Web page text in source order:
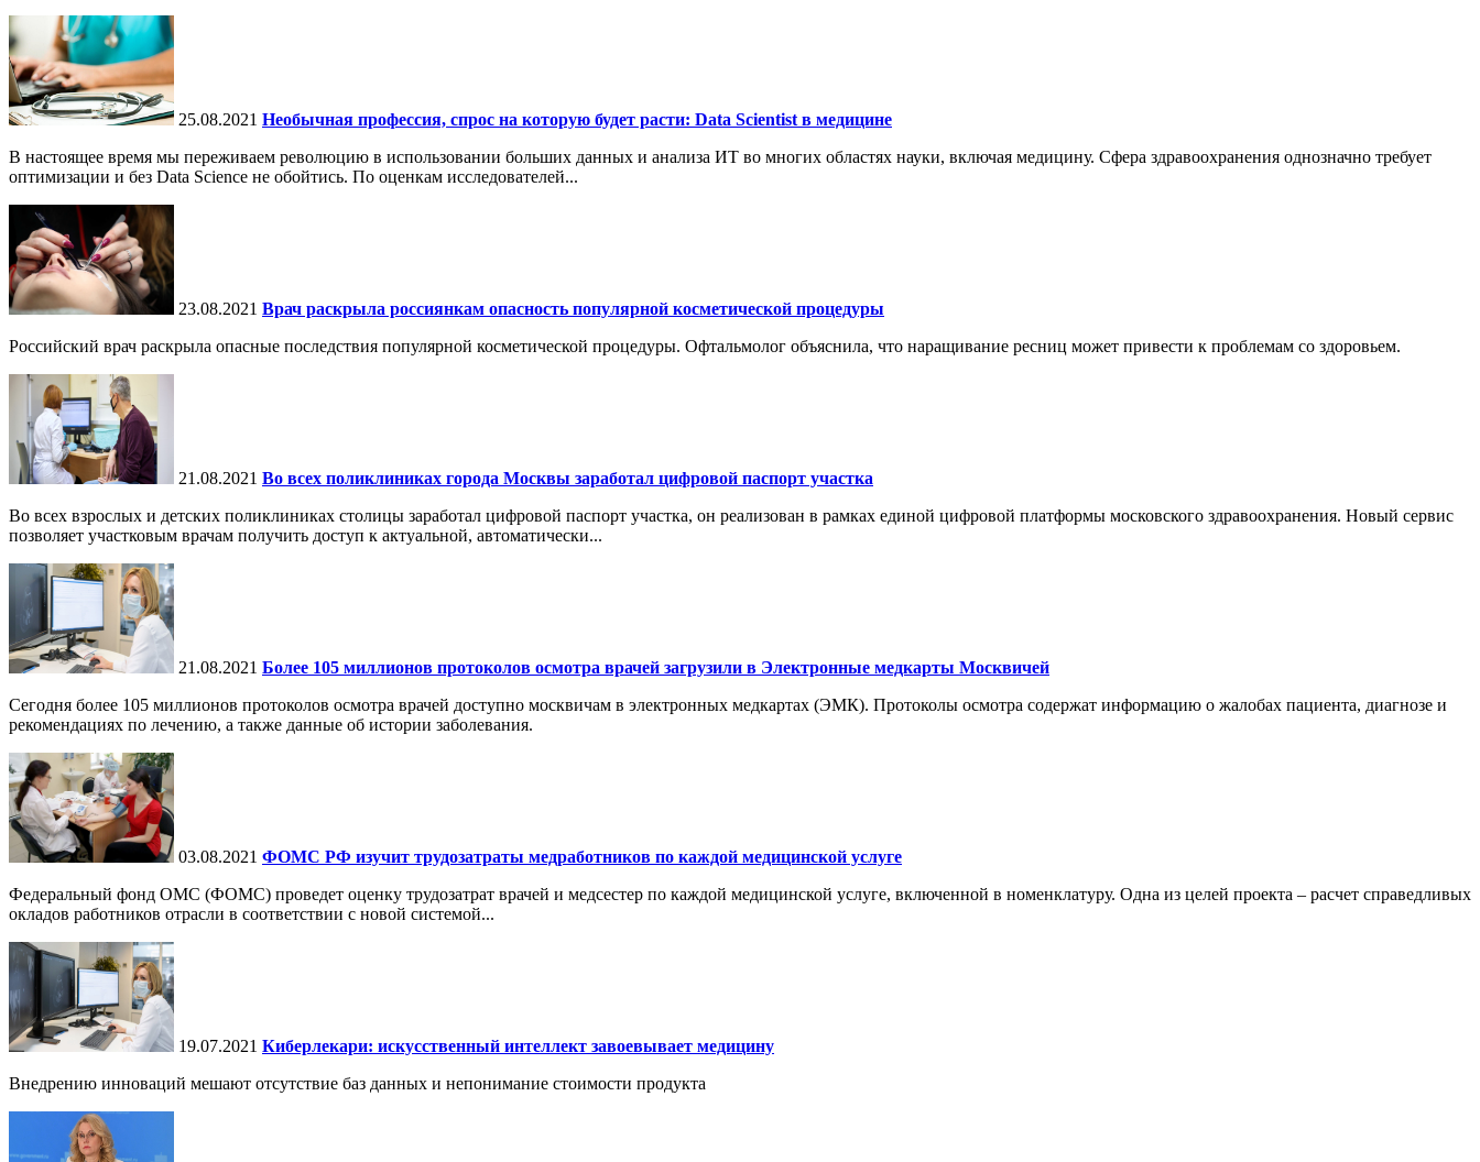
25.08.2021 Необычная профессия, спрос на которую будет расти: Data Scientist в медицине
В настоящее время мы переживаем революцию в использовании больших данных и анализа ИТ во многих областях науки, включая медицину. Сфера здравоохранения однозначно требует
оптимизации и без Data Science не обойтись. По оценкам исследователей...
23.08.2021 Врач раскрыла россиянкам опасность популярной косметической процедуры
Российский врач раскрыла опасные последствия популярной косметической процедуры. Офтальмолог объяснила, что наращивание ресниц может привести к проблемам со здоровьем.
21.08.2021 Во всех поликлиниках города Москвы заработал цифровой паспорт участка
Во всех взрослых и детских поликлиниках столицы заработал цифровой паспорт участка, он реализован в рамках единой цифровой платформы московского здравоохранения. Новый сервис
позволяет участковым врачам получить доступ к актуальной, автоматически...
21.08.2021 Более 105 миллионов протоколов осмотра врачей загрузили в Электронные медкарты Москвичей
Сегодня более 105 миллионов протоколов осмотра врачей доступно москвичам в электронных медкартах (ЭМК). Протоколы осмотра содержат информацию о жалобах пациента, диагнозе и
рекомендациях по лечению, а также данные об истории заболевания.
03.08.2021 ФОМС РФ изучит трудозатраты медработников по каждой медицинской услуге
Федеральный фонд ОМС (ФОМС) проведет оценку трудозатрат врачей и медсестер по каждой медицинской услуге, включенной в номенклатуру. Одна из целей проекта – расчет справедливых
окладов работников отрасли в соответствии с новой системой...
19.07.2021 Киберлекари: искусственный интеллект завоевывает медицину
Внедрению инноваций мешают отсутствие баз данных и непонимание стоимости продукта